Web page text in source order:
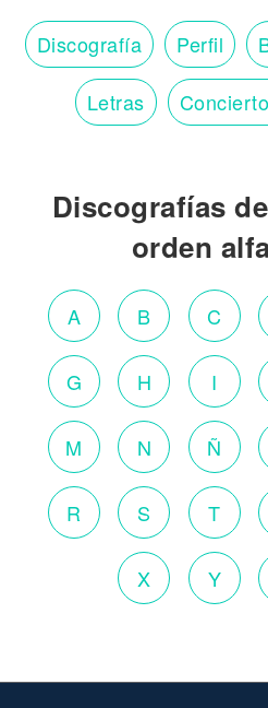
Discografía Perfil
Letras
Discografías
orden
A B C
G H I
M N Ñ
R S T
X Y